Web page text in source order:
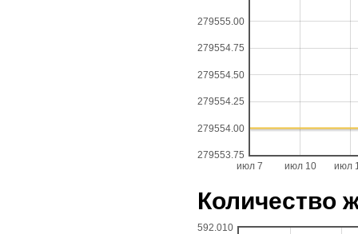
июл 7 июл 10 июл
279553.75
279554.00
279554.25
279554.50
279554.75
279555.00
Количество
592.010